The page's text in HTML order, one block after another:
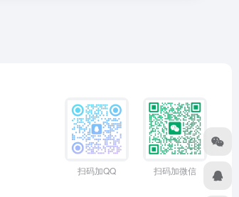
扫码加QQ 扫码加微信